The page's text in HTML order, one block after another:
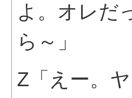
よ。オレだ
ら～」
Z「えー。